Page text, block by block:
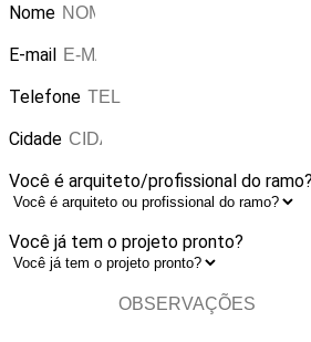
Nome
E-mail
Telefone
Cidade
Você é arquiteto/profissional do ramo?
Você já tem o projeto pronto?